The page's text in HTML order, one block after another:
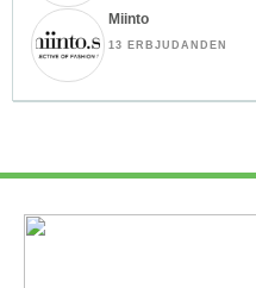
Miinto
13 ERBJUDANDEN